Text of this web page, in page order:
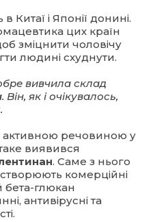
Китаї і Японії донині.
цих країн
зміцнити чоловічу
людині схуднути.
вивчила склад
як і очікувалось,
активною речовиною у
виявився
. Саме з нього
створюють комерційні
бета-глюкан
антивірусні та